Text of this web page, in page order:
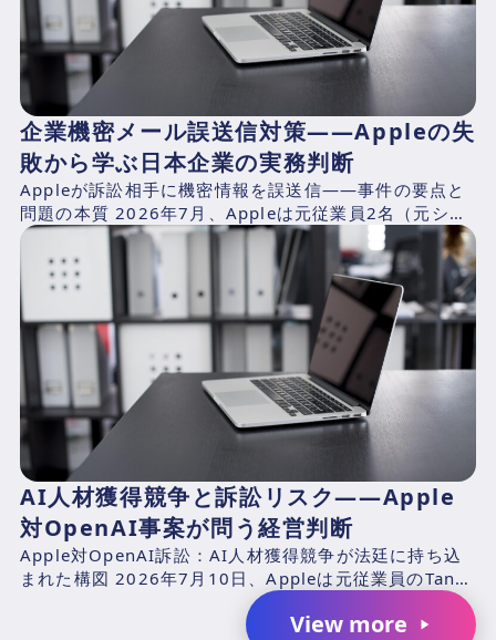
企業機密メール誤送信対策——Appleの失
敗から学ぶ日本企業の実務判断
Appleが訴訟相手に機密情報を誤送信——事件の要点と
問題の本質 2026年7月、Appleは元従業員2名（元シニ
アシステムズエンジニアのChang Liuおよ...
AI人材獲得競争と訴訟リスク――Apple
対OpenAI事案が問う経営判断
Apple対OpenAI訴訟：AI人材獲得競争が法廷に持ち込
まれた構図 2026年7月10日、Appleは元従業員のTang
View more